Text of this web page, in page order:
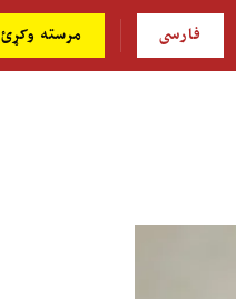
فارسی مرسته وکړئ